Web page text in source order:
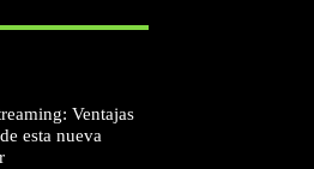
Ventajas
esta nueva